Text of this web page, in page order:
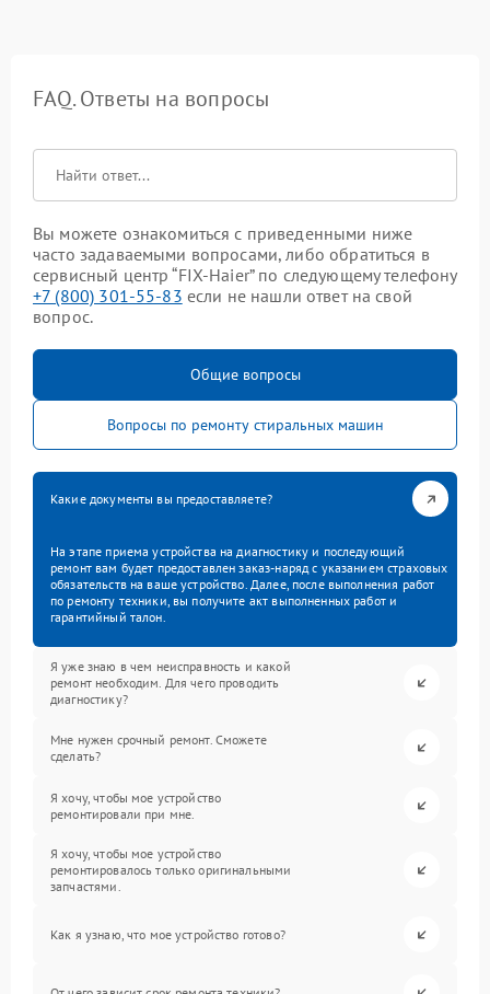
FAQ. Ответы на вопросы
Вы можете ознакомиться с приведенными ниже
часто задаваемыми вопросами, либо обратиться в
сервисный центр “FIX-Haier” по следующему телефону
+7 (800) 301-55-83 если не нашли ответ на свой
вопрос.
Общие вопросы
Вопросы по ремонту стиральных машин
Какие документы вы предоставляете?
На этапе приема устройства на диагностику и последующий
ремонт вам будет предоставлен заказ-наряд с указанием страховых
обязательств на ваше устройство. Далее, после выполнения работ
по ремонту техники, вы получите акт выполненных работ и
гарантийный талон.
Я уже знаю в чем неисправность и какой
ремонт необходим. Для чего проводить
диагностику?
Мне нужен срочный ремонт. Сможете
сделать?
Я хочу, чтобы мое устройство
ремонтировали при мне.
Я хочу, чтобы мое устройство
ремонтировалось только оригинальными
запчастями.
Как я узнаю, что мое устройство готово?